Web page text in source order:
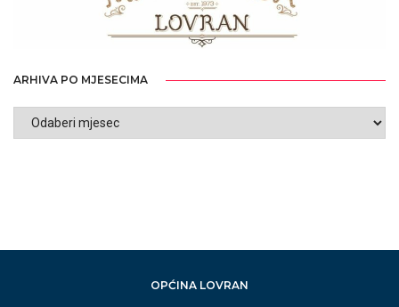
ARHIVA PO MJESECIMA
ARHIVA
OPĆINA LOVRAN